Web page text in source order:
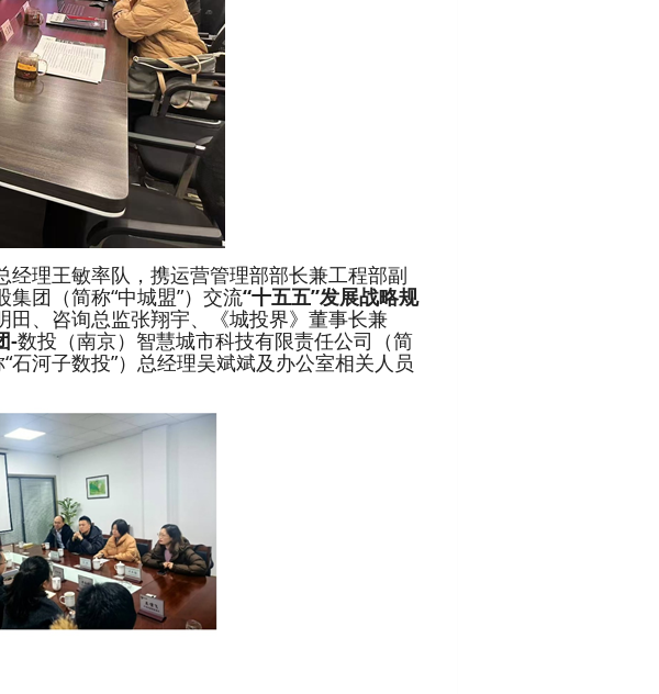
经理王敏率队，携运营管理部部长兼工程部副
团（简称“中城盟”）交流“十五五”发展战略规
田、咨询总监张翔宇、《城投界》董事长兼
-数投（南京）智慧城市科技有限责任公司（简
河子数投”）总经理吴斌斌及办公室相关人员